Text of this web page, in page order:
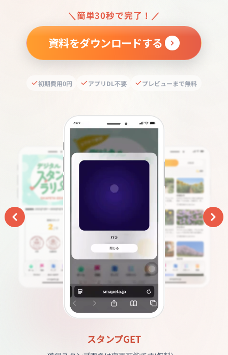
＼簡単30秒で完了！／
資料をダウンロードする
初期費用0円 アプリDL不要 プレビューまで無料
スポット一覧画面